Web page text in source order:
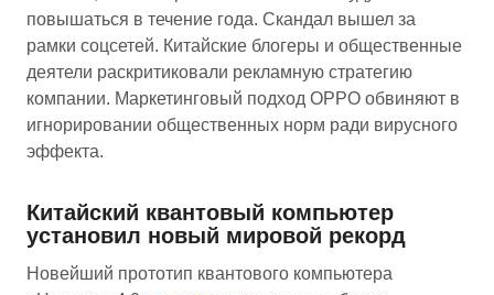
повышаться в течение года. Скандал вышел за
рамки соцсетей. Китайские блогеры и общественные
деятели раскритиковали рекламную стратегию
компании. Маркетинговый подход OPPO обвиняют в
игнорировании общественных норм ради вирусного
эффекта.
Китайский квантовый компьютер
установил новый мировой рекорд
Новейший прототип квантового компьютера